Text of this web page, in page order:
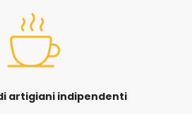
artigiani indipendenti